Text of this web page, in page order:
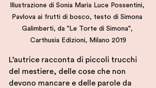
Illustrazione di Sonia Maria Luce Possentini,
Pavlova ai frutti di bosco, testo di Simona
Galimberti, da "Le Torte di Simona",
Carthusia Edizioni, Milano 2019
L’autrice racconta di piccoli trucchi
del mestiere, delle cose che non
devono mancare e delle parole da